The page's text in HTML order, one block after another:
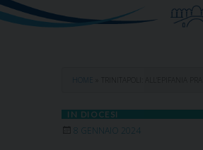
HOME
IN DIOCESI
8 GENNAIO 2024